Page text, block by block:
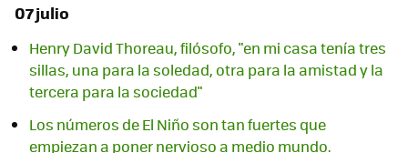
07 julio
Henry David Thoreau, filósofo, "en mi casa tenía tres
sillas, una para la soledad, otra para la amistad y la
tercera para la sociedad"
Los números de El Niño son tan fuertes que
empiezan a poner nervioso a medio mundo.